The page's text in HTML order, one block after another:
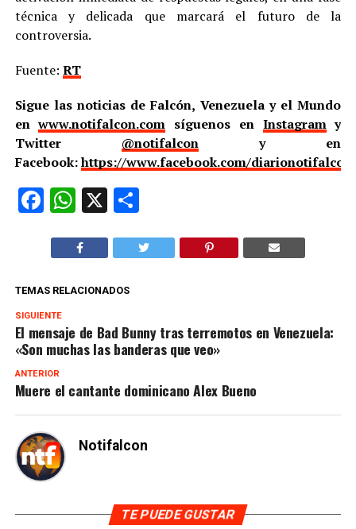
técnica y delicada que marcará el futuro de la
controversia.
Fuente: RT
Sigue las noticias de Falcón, Venezuela y el Mundo
enwww.notifalcon.com síguenos en Instagramy
Twitter @notifalcony en
Facebook:https://www.facebook.com/
Facebook
WhatsApp
X Compartir
TEMAS RELACIONADOS
SIGUIENTE
El mensaje de Bad Bunny tras terremotos en Venezuela:
«Son muchas las banderas que veo»
ANTERIOR
Muere el cantante dominicano Alex Bueno
Notifalcon
TE PUEDE GUSTAR